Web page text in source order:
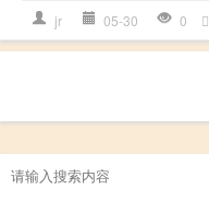
jr 05-30 0